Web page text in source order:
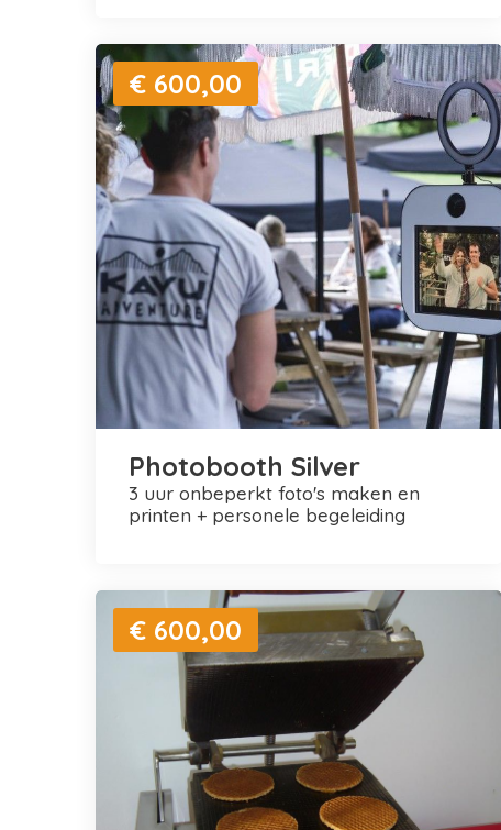
€ 600,00
Photobooth Silver
3 uur onbeperkt foto's maken en
printen + personele begeleiding
€ 600,00